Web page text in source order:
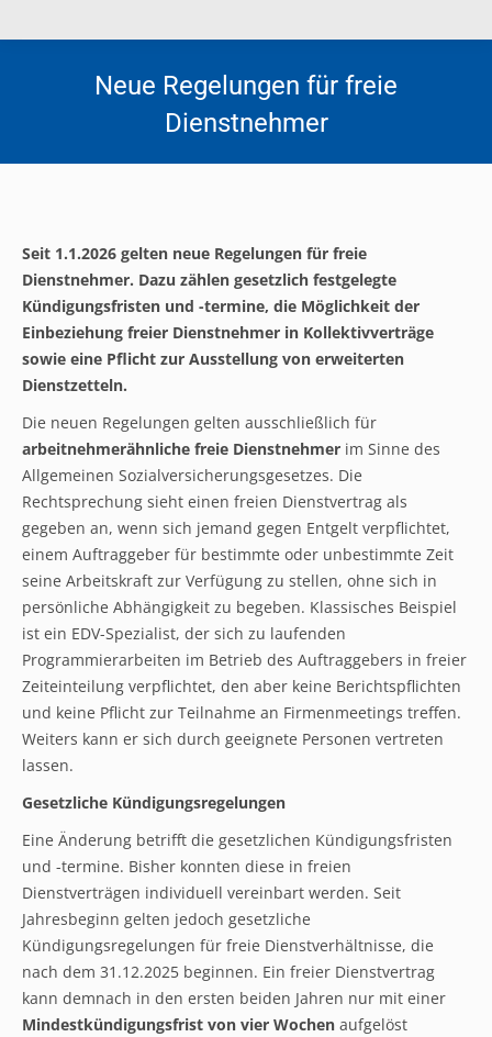
Neue Regelungen für freie
Dienstnehmer
Seit 1.1.2026 gelten neue Regelungen für freie
Dienstnehmer. Dazu zählen gesetzlich festgelegte
Kündigungsfristen und -termine, die Möglichkeit der
Einbeziehung freier Dienstnehmer in Kollektivverträge
sowie eine Pflicht zur Ausstellung von erweiterten
Dienstzetteln.
Die neuen Regelungen gelten ausschließlich für
arbeitnehmerähnliche freie Dienstnehmer im Sinne des
Allgemeinen Sozialversicherungsgesetzes. Die
Rechtsprechung sieht einen freien Dienstvertrag als
gegeben an, wenn sich jemand gegen Entgelt verpflichtet,
einem Auftraggeber für bestimmte oder unbestimmte Zeit
seine Arbeitskraft zur Verfügung zu stellen, ohne sich in
persönliche Abhängigkeit zu begeben. Klassisches Beispiel
ist ein EDV-Spezialist, der sich zu laufenden
Programmierarbeiten im Betrieb des Auftraggebers in freier
Zeiteinteilung verpflichtet, den aber keine Berichtspflichten
und keine Pflicht zur Teilnahme an Firmenmeetings treffen.
Weiters kann er sich durch geeignete Personen vertreten
lassen.
Gesetzliche Kündigungsregelungen
Eine Änderung betrifft die gesetzlichen Kündigungsfristen
und -termine. Bisher konnten diese in freien
Dienstverträgen individuell vereinbart werden. Seit
Jahresbeginn gelten jedoch gesetzliche
Kündigungsregelungen für freie Dienstverhältnisse, die
nach dem 31.12.2025 beginnen. Ein freier Dienstvertrag
kann demnach in den ersten beiden Jahren nur mit einer
Mindestkündigungsfrist von vier Wochen aufgelöst